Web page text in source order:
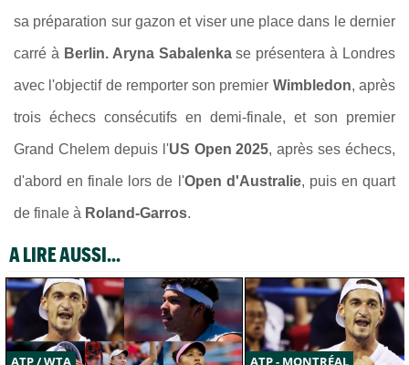
sa préparation sur gazon et viser une place dans le dernier
carré à Berlin. Aryna Sabalenkase présentera à Londres
avec l'objectif de remporter son premier Wimbledon, après
trois échecs consécutifs en demi-finale, et son premier
Grand Chelem depuis l'US Open 2025, après ses échecs,
d'abord en finale lors de l'Open d'Australie, puis en quart
de finale à Roland-Garros.
A LIRE AUSSI...
ATP / WTA ATP - MONTRÉAL